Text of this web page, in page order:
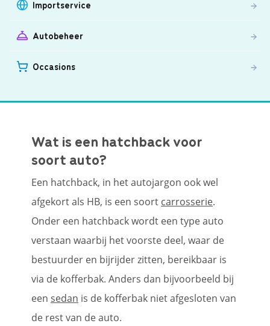
Importservice
Autobeheer
Occasions
Wat is een hatchback voor
soort auto?
Een hatchback, in het autojargon ook wel
afgekort als HB, is een soort carrosserie.
Onder een hatchback wordt een type auto
verstaan waarbij het voorste deel, waar de
bestuurder en bijrijder zitten, bereikbaar is
via de kofferbak. Anders dan bijvoorbeeld bij
een sedan is de kofferbak niet afgesloten van
de rest van de auto.